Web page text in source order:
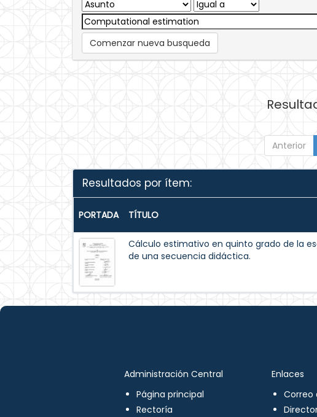
Comenzar nueva busqueda
Anterior
Resultados por ítem:
PORTADA TÍTULO
Cálculo estimativo en quinto grado de la
de una secuencia didáctica.
Administración Central
Página principal
Rectoría
Enlaces
Correo